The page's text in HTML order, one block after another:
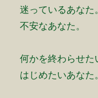
迷っているあなた。
不安なあなた。
何かを終わらせた
はじめたいあなた。